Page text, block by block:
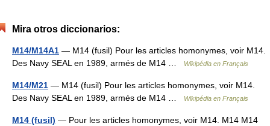
Mira otros diccionarios:
M14/M14A1 — M14 (fusil) Pour les articles homonymes, voir M14.
Des Navy SEAL en 1989, armés de M14 …
Wikipédia en Français
M14/M21 — M14 (fusil) Pour les articles homonymes, voir M14.
Des Navy SEAL en 1989, armés de M14 …
Wikipédia en Français
M14 (fusil) — Pour les articles homonymes, voir M14. M14 M14